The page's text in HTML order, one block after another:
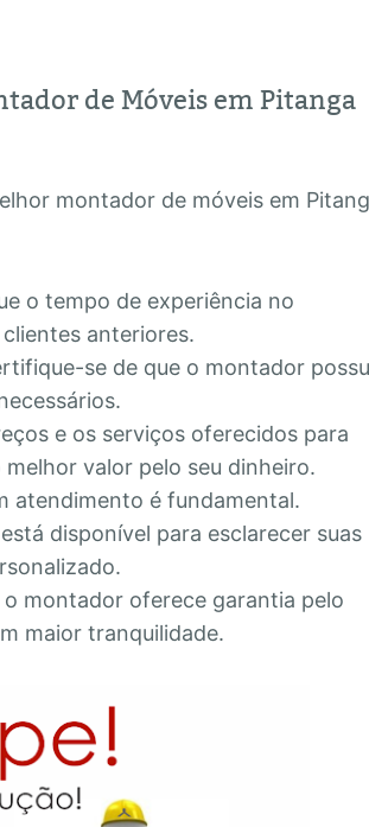
de Móveis em Pitanga
montador de móveis em
o tempo de experiência no
anteriores.
se de que o montador
e os serviços oferecidos para
valor pelo seu dinheiro.
atendimento é fundamental.
disponível para esclarecer suas
o montador oferece garantia pelo
maior tranquilidade.